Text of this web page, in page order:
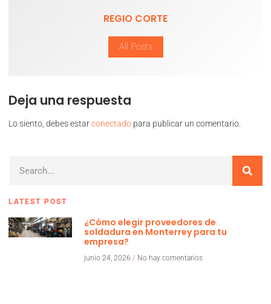
REGIO CORTE
All Posts
Deja una respuesta
Lo siento, debes estarconectado para publicar un comentario.
LATEST POST
¿Cómo elegir proveedores de
soldadura en Monterrey para tu
empresa?
junio 24, 2026 No hay comentarios